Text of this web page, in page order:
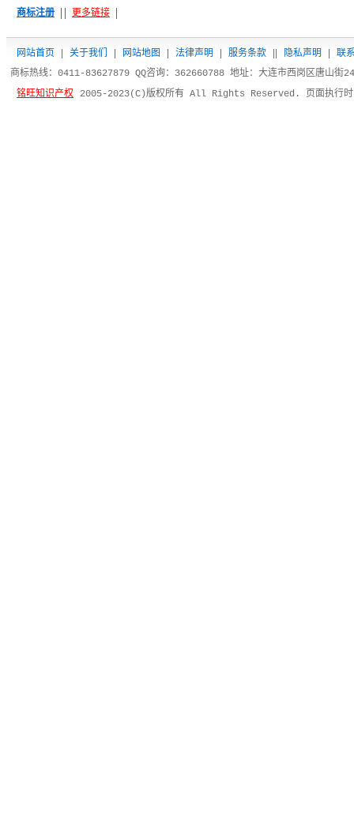
商标注册 更多链接
网站首页 | 关于我们 | 网站地图 | 法律声明 | 服务条款 || 隐私声明 |
联
商标热线：0411-83627879 QQ咨询：362660788 地址：大连市西岗区唐山街
铭旺知识产权
2005-2023(C)版权所有 All Rights Reserved. 页面执行时